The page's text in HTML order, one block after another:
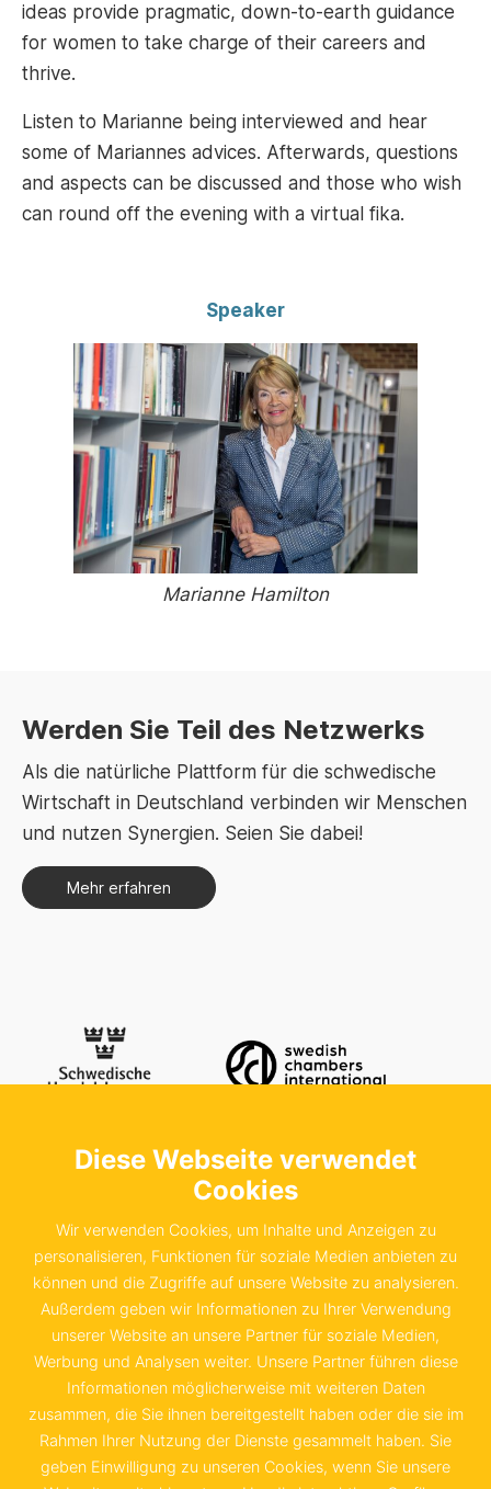
ideas provide pragmatic, down-to-earth guidance
for women to take charge of their careers and
thrive.
Listen to Marianne being interviewed and hear
some of Mariannes advices. Afterwards, questions
and aspects can be discussed and those who wish
can round off the evening with a virtual fika.
Speaker
Marianne Hamilton
Werden Sie Teil des Netzwerks
Als die natürliche Plattform für die schwedische
Wirtschaft in Deutschland verbinden wir Menschen
und nutzen Synergien. Seien Sie dabei!
Mehr erfahren
Kontaktieren Sie uns
Schwedische Handelskammer in der
Sachsenstraße 6
20097 Hamburg
+49 40 655 874 0
info@schwedenkammer.de
Diese Webseite verwendet
Cookies
Wir verwenden Cookies, um Inhalte und Anzeigen zu
personalisieren, Funktionen für soziale Medien anbieten zu
können und die Zugriffe auf unsere Website zu analysieren.
Außerdem geben wir Informationen zu Ihrer Verwendung
unserer Website an unsere Partner für soziale Medien,
Werbung und Analysen weiter. Unsere Partner führen diese
Informationen möglicherweise mit weiteren Daten
zusammen, die Sie ihnen bereitgestellt haben oder die sie im
Rahmen Ihrer Nutzung der Dienste gesammelt haben. Sie
geben Einwilligung zu unseren Cookies, wenn Sie unsere